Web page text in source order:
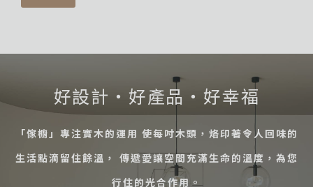
好設計・好產品・好幸福
「傢櫥」專注實木的運用 使每吋木頭，烙印著令人回味的
生活點滴留住餘溫， 傳遞愛讓空間充滿生命的溫度，為您
行住的光合作用。